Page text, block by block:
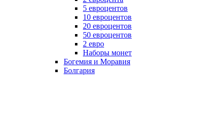
5 евроцентов
10 евроцентов
20 евроцентов
50 евроцентов
2 евро
Наборы монет
Богемия и Моравия
Болгария